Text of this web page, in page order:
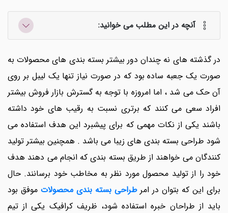
آنچه در این مطلب می خوانید:
در گذشته های نه چندان دور بیشتر بسته بندی های محصولات به
صورت یک جعبه ساده بود که در صورت نیاز تنها یک لیبل بر روی
آن حک می شد ، اما امروزه با توجه به گسترش بازار فروش بیشتر
افراد سعی می کنند که برتری نسبت به رقیب های خود داشته
باشند یکی از نکات مهمی که برای پیشبرد این هدف استفاده می
شود طراحی بسته بندی های زیبا می باشد . همچنین بیشتر تولید
کنندگان می خواهند از طریق بسته بندی که انجام می دهند هدف
خود را از تولید محصول مورد نظر به مخاطب خود برسانند. حال
برای این که بتوان در امرطراحی بسته بندی محصولات موفق بود
باید از طراحان خبره استفاده شود، ظریف کرافیک یکی از تیم